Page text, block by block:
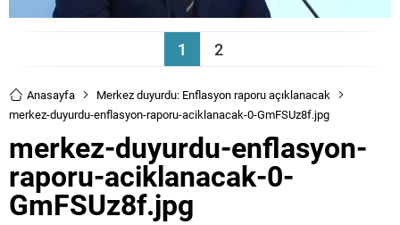
1 2
Anasayfa
Merkez duyurdu: Enflasyon raporu açıklanacak
merkez-duyurdu-enflasyon-raporu-aciklanacak-0-GmFSUz8f.jpg
merkez-duyurdu-enflasyon-
raporu-aciklanacak-0-
GmFSUz8f.jpg